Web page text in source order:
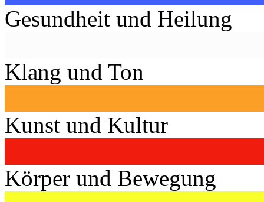
Gesundheit und Heilung
Klang und Ton
Kunst und Kultur
Körper und Bewegung